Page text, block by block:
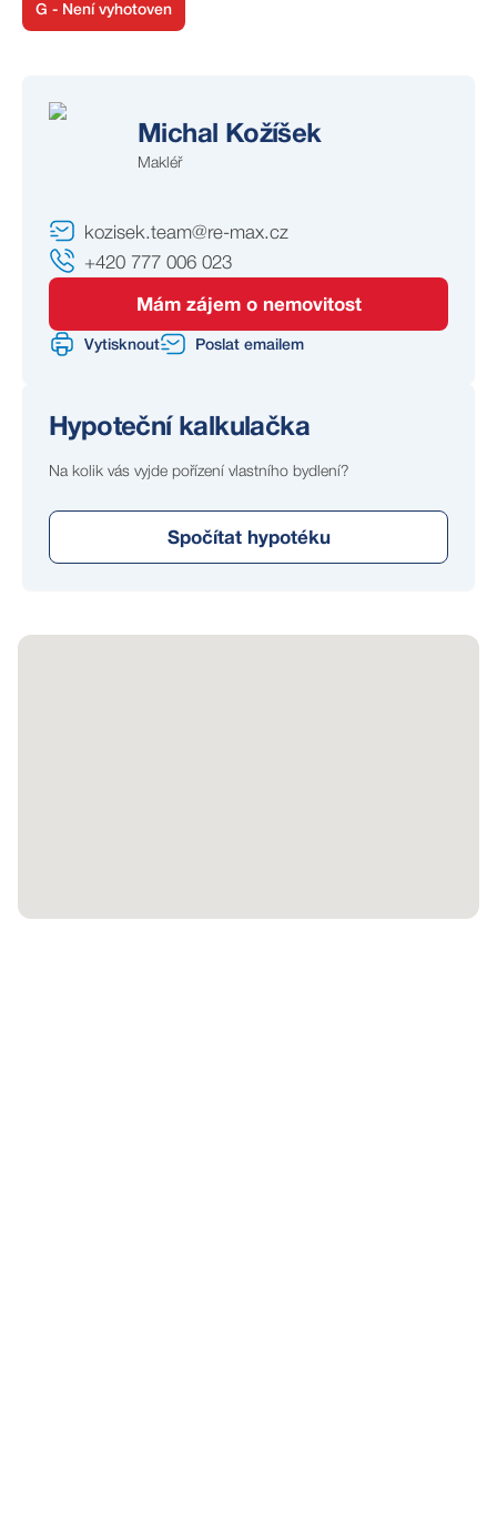
G - Není vyhotoven
Michal Kožíšek
Makléř
kozisek.team@re-max.cz
+420 777 006 023
Mám zájem o nemovitost
Vytisknout Poslat emailem
Hypoteční kalkulačka
Na kolik vás vyjde pořízení vlastního bydlení?
Spočítat hypotéku